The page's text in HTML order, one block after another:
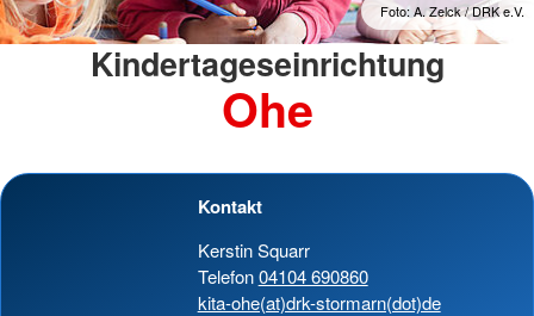
Foto: A. Zelck / DRK e.V.
Kindertageseinrichtung
Ohe
Kontakt
Kerstin Squarr
Telefon04104 690860
kita-ohe(at)drk-stormarn(dot)de